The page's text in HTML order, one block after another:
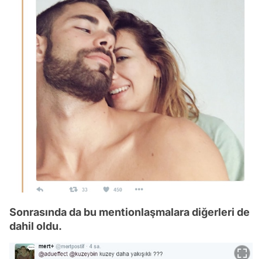
Sonrasında da bu mentionlaşmalara diğerleri de
dahil oldu.